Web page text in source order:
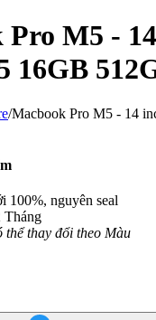
Pro M5 -
16GB
/Macbook Pro M5 - 14
100%, nguyên seal
Tháng
thể thay đổi theo Màu